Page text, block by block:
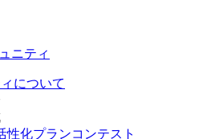
について
性化プランコンテスト